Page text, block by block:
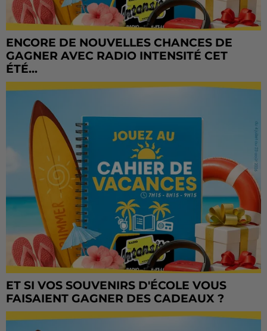
ENCORE DE NOUVELLES CHANCES DE
GAGNER AVEC RADIO INTENSITÉ CET
ÉTÉ...
ET SI VOS SOUVENIRS D'ÉCOLE VOUS
FAISAIENT GAGNER DES CADEAUX ?